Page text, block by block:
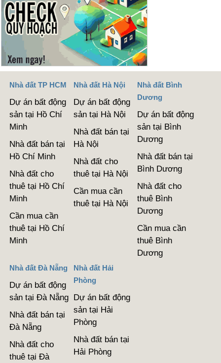
Nhà đất TP HCM
Dự án bất động
sản tại Hồ Chí
Minh
Nhà đất bán tại
Hồ Chí Minh
Nhà đất cho
thuê tại Hồ Chí
Minh
Cần mua cần
thuê tại Hồ Chí
Minh
Nhà đất Hà Nội
Dự án bất động
sản tại Hà Nội
Nhà đất bán tại
Hà Nội
Nhà đất cho
thuê tại Hà Nội
Cần mua cần
thuê tại Hà Nội
Nhà đất Bình
Dương
Dự án bất động
sản tại Bình
Dương
Nhà đất bán tại
Bình Dương
Nhà đất cho
thuê Bình
Dương
Cần mua cần
thuê Bình
Dương
Nhà đất Đà Nẵng
Dự án bất động
sản tại Đà Nẵng
Nhà đất bán tại
Đà Nẵng
Nhà đất cho
thuê tại Đà
Nhà đất Hải
Phòng
Dự án bất động
sản tại Hải
Phòng
Nhà đất bán tại
Hải Phòng